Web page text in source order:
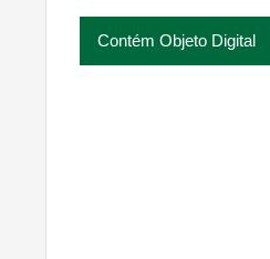
Contém Objeto Digital